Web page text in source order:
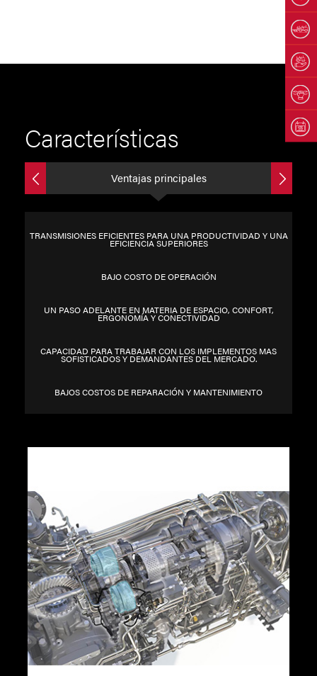
Características
Ventajas principales
TRANSMISIONES EFICIENTES PARA UNA PRODUCTIVIDAD Y UNA
EFICIENCIA SUPERIORES
BAJO COSTO DE OPERACIÓN
UN PASO ADELANTE EN MATERIA DE ESPACIO, CONFORT,
ERGONOMÍA Y CONECTIVIDAD
CAPACIDAD PARA TRABAJAR CON LOS IMPLEMENTOS MAS
SOFISTICADOS Y DEMANDANTES DEL MERCADO.
BAJOS COSTOS DE REPARACIÓN Y MANTENIMIENTO